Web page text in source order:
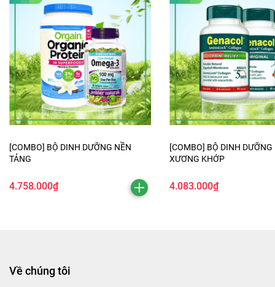
[COMBO] BỘ DINH DƯỠNG NỀN
TẢNG
4.758.000₫
[COMBO] BỘ DINH DƯỠNG
XƯƠNG KHỚP
4.083.000₫
Về chúng tôi